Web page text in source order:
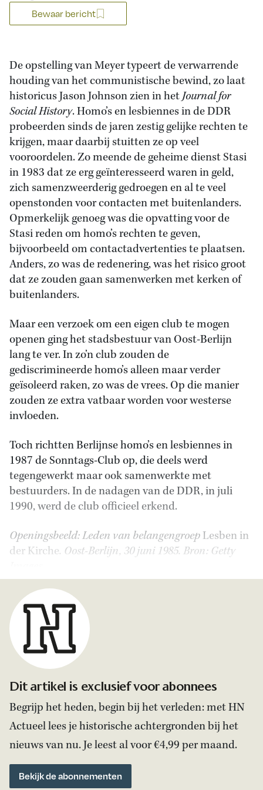
Bewaar bericht
De opstelling van Meyer typeert de verwarrende
houding van het communistische bewind, zo laat
historicus Jason Johnson zien in hetJournal for
Social History. Homo’s en lesbiennes in de DDR
probeerden sinds de jaren zestig gelijke rechten te
krijgen, maar daarbij stuitten ze op veel
vooroordelen. Zo meende de geheime dienst Stasi
in 1983 dat ze erg geïnteresseerd waren in geld,
zich samenzweerderig gedroegen en al te veel
openstonden voor contacten met buitenlanders.
Opmerkelijk genoeg was die opvatting voor de
Stasi reden om homo’s rechten te geven,
bijvoorbeeld om contactadvertenties te plaatsen.
Anders, zo was de redenering, was het risico groot
dat ze zouden gaan samenwerken met kerken of
buitenlanders.
Maar een verzoek om een eigen club te mogen
openen ging het stadsbestuur van Oost-Berlijn
lang te ver. In zo’n club zouden de
gediscrimineerde homo’s alleen maar verder
geïsoleerd raken, zo was de vrees. Op die manier
zouden ze extra vatbaar worden voor westerse
invloeden.
Toch richtten Berlijnse homo’s en lesbiennes in
1987 de Sonntags-Club op, die deels werd
tegengewerkt maar ook samenwerkte met
bestuurders. In de nadagen van de DDR, in juli
1990, werd de club officieel erkend.
Openingsbeeld: Leden van belangengroepLesben in
der Kirche. Oost-Berlijn, 30 juni 1985. Bron: Getty
Dit artikel is exclusief voor abonnees
Begrijp het heden, begin bij het verleden: met HN
Actueel lees je historische achtergronden bij het
nieuws van nu. Je leest al voor €4,99 per maand.
Bekijk de abonnementen